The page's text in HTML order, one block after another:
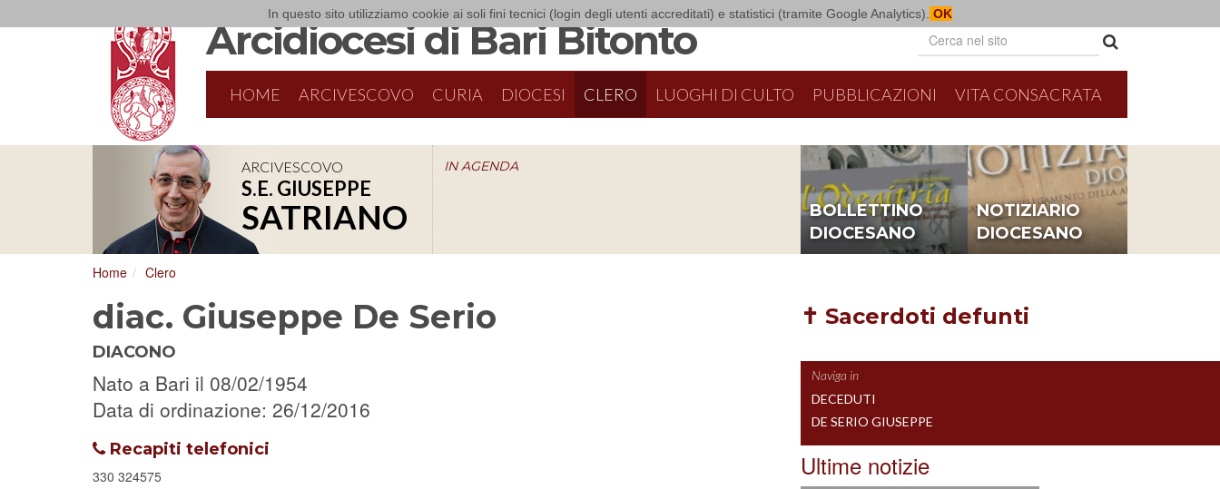
In questo sito utilizziamo cookie ai soli fini tecnici (login degli utenti accreditati) e statistici (tramite Google Analytics). OK
Arcidiocesi di Bari Bitonto
HOME ARCIVESCOVO CURIA DIOCESI CLERO LUOGHI DI CULTO PUBBLICAZIONI VITA CONSACRATA
ARCIVESCOVO
S.E. GIUSEPPE
SATRIANO
IN AGENDA
BOLLETTINO
DIOCESANO
NOTIZIARIO
DIOCESANO
Home Clero
diac. Giuseppe De Serio
DIACONO
Nato a Bari il 08/02/1954
Data di ordinazione: 26/12/2016
Recapiti telefonici
330 324575
✝ Sacerdoti defunti
Naviga in
DECEDUTI
DE SERIO GIUSEPPE
Ultime notizie